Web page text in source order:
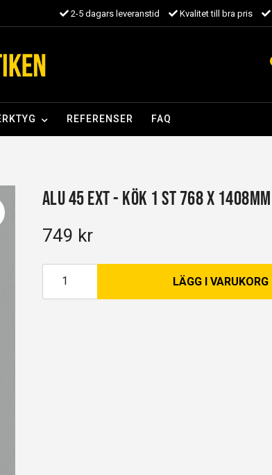
2-5 dagars leveranstid Kvalitet till bra pris
REFERENSER FAQ
Alu 45 EXT - Kök 1 st 768 x 1408mm
749 kr
LÄGG I VARUKORG